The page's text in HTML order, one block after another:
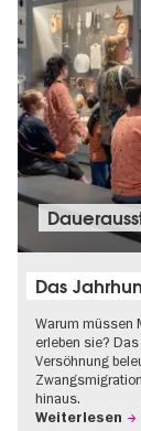
Das
Warum müssen
erleben sie?
Versöhnung
hinaus.
Weiterlesen